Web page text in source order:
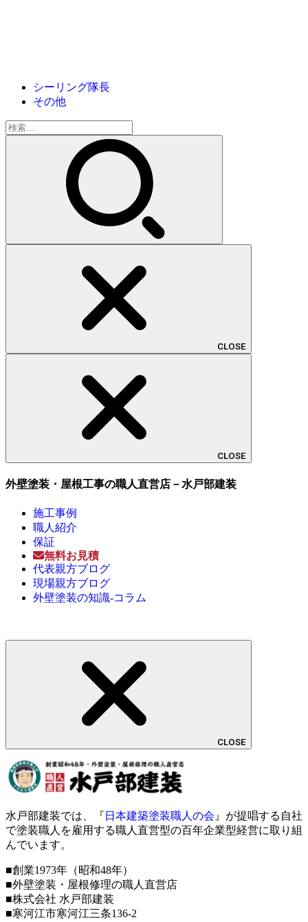
シーリング隊長
その他
検
索:
CLOSE
CLOSE
外壁塗装・屋根工事の職人直営店－水戸部建装
施工事例
職人紹介
保証
無料お見積
代表親方ブログ
現場親方ブログ
外壁塗装の知識-コラム
CLOSE
水戸部建装では、『 日本建築塗装職人の会 』が提唱する自社
で塗装職人を雇用する職人直営型の百年企業型経営に取り組
んでいます。
■創業1973年（昭和48年）
■外壁塗装・屋根修理の職人直営店
■株式会社 水戸部建装
■寒河江市寒河江三条136-2